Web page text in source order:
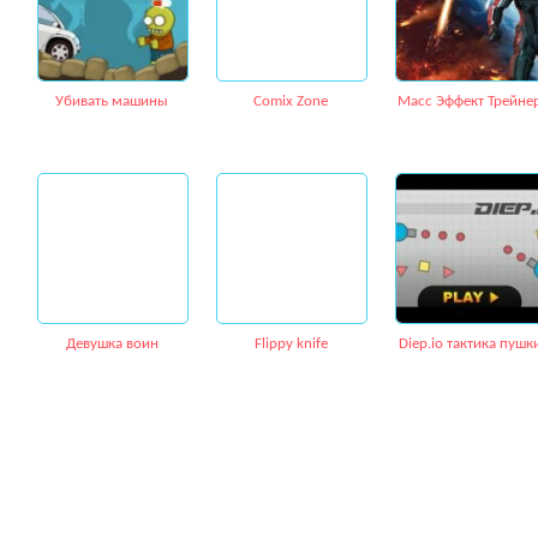
Убивать машины Comix Zone Масс Эффект
Девушка воин Flippy knife Diep.io тактика